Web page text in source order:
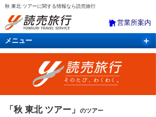
秋 東北 ツアーに関する情報なら読売旅行
営業所案内
メニュー
国内旅行 バスツアー 海外旅行
「秋 東北 ツアー」 のツアー